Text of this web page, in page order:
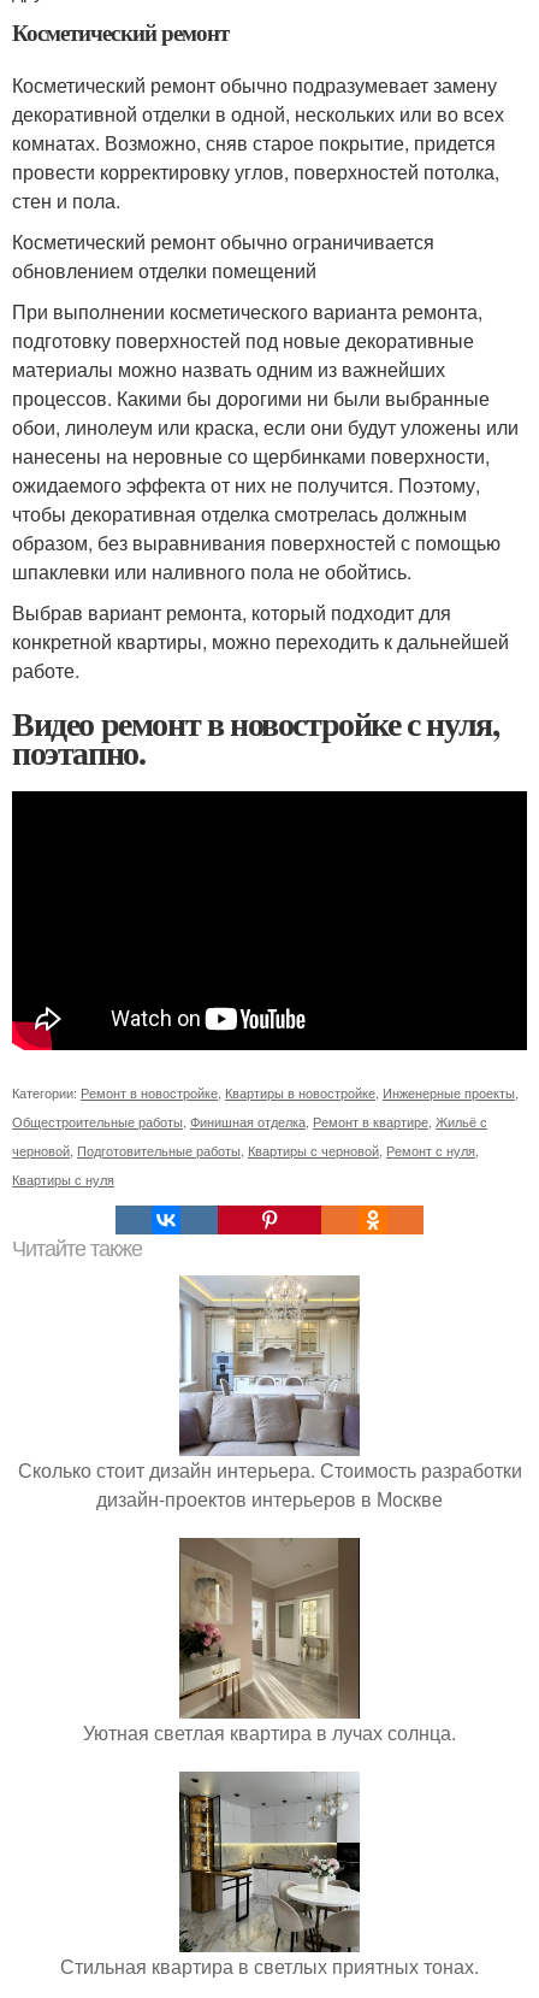
Косметический ремонт
Косметический ремонт обычно подразумевает замену
декоративной отделки в одной, нескольких или во всех
комнатах. Возможно, сняв старое покрытие, придется
провести корректировку углов, поверхностей потолка,
стен и пола.
Косметический ремонт обычно ограничивается
обновлением отделки помещений
При выполнении косметического варианта ремонта,
подготовку поверхностей под новые декоративные
материалы можно назвать одним из важнейших
процессов. Какими бы дорогими ни были выбранные
обои, линолеум или краска, если они будут уложены или
нанесены на неровные со щербинками поверхности,
ожидаемого эффекта от них не получится. Поэтому,
чтобы декоративная отделка смотрелась должным
образом, без выравнивания поверхностей с помощью
шпаклевки или наливного пола не обойтись.
Выбрав вариант ремонта, который подходит для
конкретной квартиры, можно переходить к дальнейшей
работе.
Видео ремонт в новостройке с нуля,
поэтапно.
Категории: Ремонт в новостройке Квартиры в новостройке Инженерные проекты
Общестроительные работы Финишная отделка Ремонт в квартире Жильё с
черновой Подготовительные работы Квартиры с черновой Ремонт с нуля
Квартиры с нуля
Читайте также
Сколько стоит дизайн интерьера. Стоимость разработки
дизайн-проектов интерьеров в Москве
Уютная светлая квартира в лучах солнца.
Стильная квартира в светлых приятных тонах.